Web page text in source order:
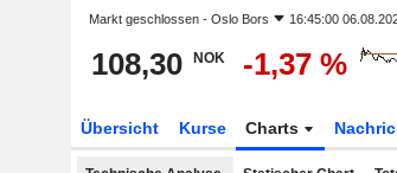
Markt geschlossen - Oslo Bors 16:45:00
108,30 NOK -1,37 %
Übersicht Kurse Charts